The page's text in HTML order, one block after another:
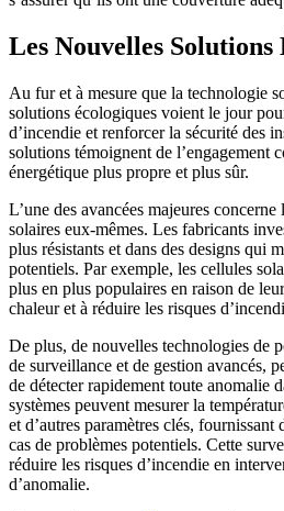
Les Nouvelles Solutions
Au fur et à mesure que la technologie
solutions écologiques voient le jour
d’incendie et renforcer la sécurité des
solutions témoignent de l’engagement
énergétique plus propre et plus sûr.
L’une des avancées majeures
solaires eux-mêmes. Les fabricants
plus résistants et dans des designs qui
potentiels. Par exemple, les cellules
plus en plus populaires en raison de
chaleur et à réduire les risques
De plus, de nouvelles technologies de
de surveillance et de gestion avancés,
de détecter rapidement toute anomalie
systèmes peuvent mesurer la
et d’autres paramètres clés, fournissant
cas de problèmes potentiels. Cette
réduire les risques d’incendie en
d’anomalie.